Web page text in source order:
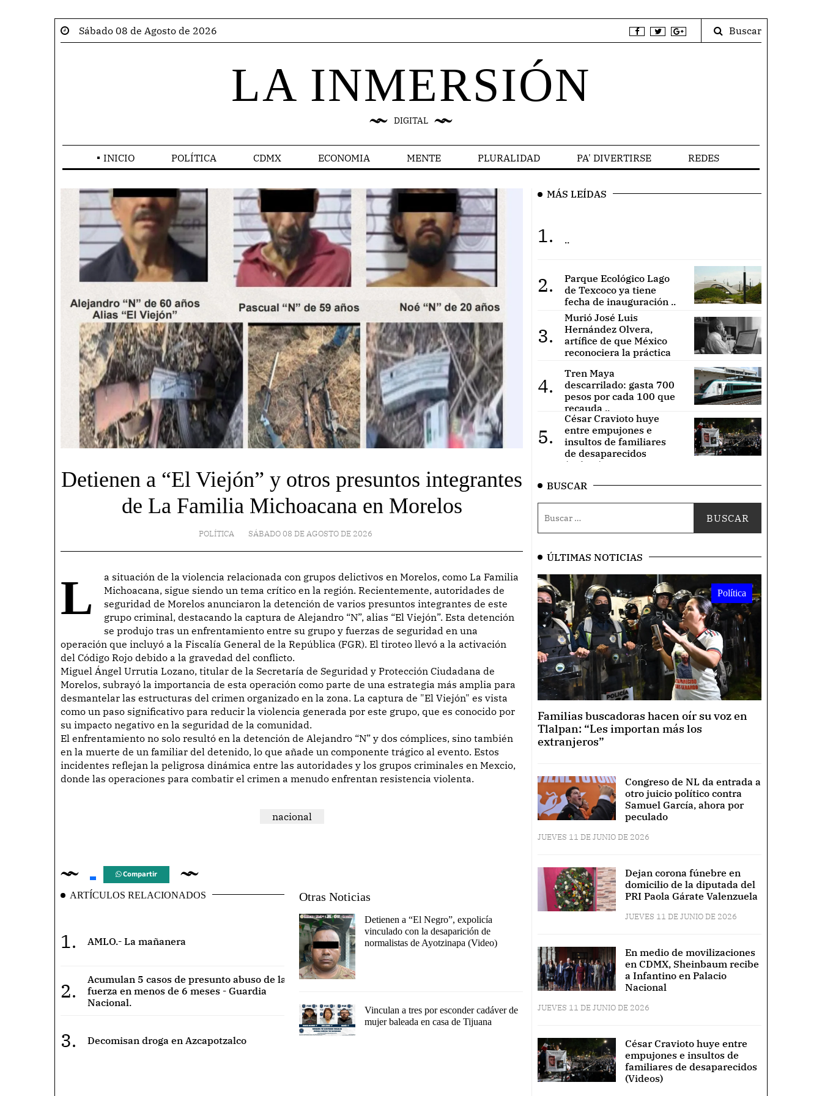
Sábado 08 de Agosto de 2026 Buscar
LA INMERSIÓN
DIGITAL
INICIO POLÍTICA CDMX ECONOMIA MENTE PLURALIDAD PA' DIVERTIRSE REDES
Detienen a “El Viejón” y otros presuntos integrantes
de La Familia Michoacana en Morelos
POLÍTICA SÁBADO 08 DE AGOSTO DE 2026
La situación de la violencia relacionada con grupos delictivos en Morelos, como La Familia
Michoacana, sigue siendo un tema crítico en la región. Recientemente, autoridades de
seguridad de Morelos anunciaron la detención de varios presuntos integrantes de este
grupo criminal, destacando la captura de Alejandro “N”, alias “El Viejón”. Esta detención
se produjo tras un enfrentamiento entre su grupo y fuerzas de seguridad en una
operación que incluyó a la Fiscalía General de la República (FGR). El tiroteo llevó a la activación
del Código Rojo debido a la gravedad del conflicto.
Miguel Ángel Urrutia Lozano, titular de la Secretaría de Seguridad y Protección Ciudadana de
Morelos, subrayó la importancia de esta operación como parte de una estrategia más amplia para
desmantelar las estructuras del crimen organizado en la zona. La captura de "El Viejón" es vista
como un paso significativo para reducir la violencia generada por este grupo, que es conocido por
su impacto negativo en la seguridad de la comunidad.
El enfrentamiento no solo resultó en la detención de Alejandro “N” y dos cómplices, sino también
en la muerte de un familiar del detenido, lo que añade un componente trágico al evento. Estos
incidentes reflejan la peligrosa dinámica entre las autoridades y los grupos criminales en Mexcio,
donde las operaciones para combatir el crimen a menudo enfrentan resistencia violenta.
nacional
Compartir
ARTÍCULOS RELACIONADOS
1. AMLO.- La mañanera
2.
Acumulan 5 casos de presunto abuso de la
fuerza en menos de 6 meses - Guardia
Nacional.
3. Decomisan droga en Azcapotzalco
Otras Noticias
Detienen a “El Negro”, expolicía
vinculado con la desaparición de
normalistas de Ayotzinapa (Video)
Vinculan a tres por esconder cadáver de
mujer baleada en casa de Tijuana
MÁS LEÍDAS
1. ..
2.
Parque Ecológico Lago
de Texcoco ya tiene
fecha de inauguración ..
3.
Murió José Luis
Hernández Olvera,
artífice de que México
reconociera la práctica
4.
Tren Maya
descarrilado: gasta 700
pesos por cada 100 que
recauda ..
5.
César Cravioto huye
entre empujones e
insultos de familiares
de desaparecidos
(Videos) ..
BUSCAR
ÚLTIMAS NOTICIAS
Política
Familias buscadoras hacen oír su voz en
Tlalpan: “Les importan más los
extranjeros”
Congreso de NL da entrada a
otro juicio político contra
Samuel García, ahora por
peculado
JUEVES 11 DE JUNIO DE 2026
Dejan corona fúnebre en
domicilio de la diputada del
PRI Paola Gárate Valenzuela
JUEVES 11 DE JUNIO DE 2026
En medio de movilizaciones
en CDMX, Sheinbaum recibe
a Infantino en Palacio
Nacional
JUEVES 11 DE JUNIO DE 2026
César Cravioto huye entre
empujones e insultos de
familiares de desaparecidos
(Videos)